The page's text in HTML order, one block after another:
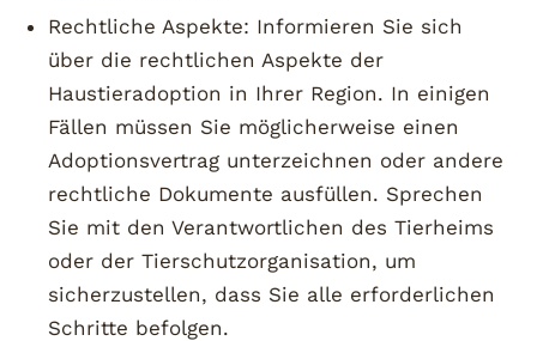
Rechtliche Aspekte: Informieren Sie sich
über die rechtlichen Aspekte der
Haustieradoption in Ihrer Region. In einigen
Fällen müssen Sie möglicherweise einen
Adoptionsvertrag unterzeichnen oder andere
rechtliche Dokumente ausfüllen. Sprechen
Sie mit den Verantwortlichen des Tierheims
oder der Tierschutzorganisation, um
sicherzustellen, dass Sie alle erforderlichen
Schritte befolgen.